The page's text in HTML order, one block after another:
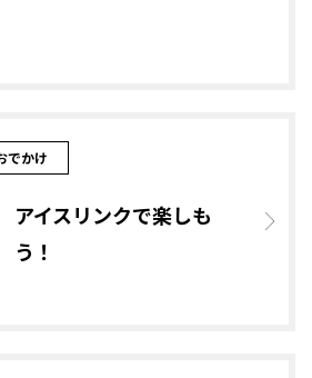
でかけ
アイスリンクで楽しも
う！